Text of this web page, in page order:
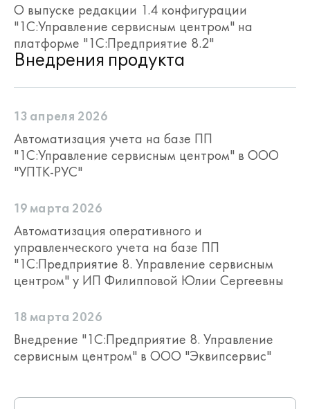
О выпуске редакции 1.4 конфигурации
"1С:Управление сервисным центром" на
платформе "1С:Предприятие 8.2"
Внедрения продукта
13 апреля 2026
Автоматизация учета на базе ПП
"1С:Управление сервисным центром" в ООО
"УПТК-РУС"
19 марта 2026
Автоматизация оперативного и
управленческого учета на базе ПП
"1С:Предприятие 8. Управление сервисным
центром" у ИП Филипповой Юлии Сергеевны
18 марта 2026
Внедрение "1С:Предприятие 8. Управление
сервисным центром" в ООО "Эквипсервис"